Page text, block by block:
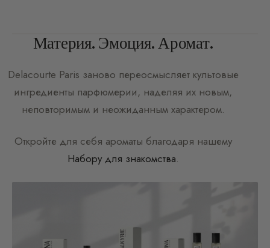
Материя. Эмоция. Аромат.
Delacourte Paris заново переосмысляет культовые
ингредиенты парфюмерии, наделяя их новым,
неповторимым и неожиданным характером.
Откройте для себя ароматы благодаря нашему
Набору для знакомства.